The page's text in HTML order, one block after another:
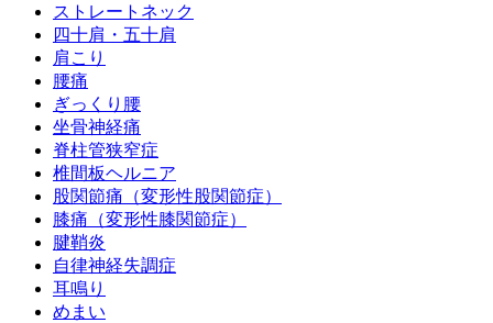
ストレートネック
四十肩・五十肩
肩こり
腰痛
ぎっくり腰
坐骨神経痛
脊柱管狭窄症
椎間板ヘルニア
股関節痛（変形性股関節症）
膝痛（変形性膝関節症）
腱鞘炎
自律神経失調症
耳鳴り
めまい